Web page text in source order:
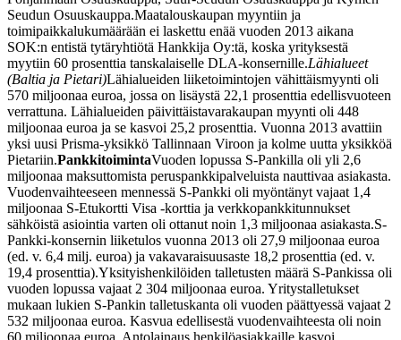
Seudun Osuuskauppa.Maatalouskaupan myyntiin ja
toimipaikkalukumäärään ei laskettu enää vuoden 2013 aikana
SOK:n entistä tytäryhtiötä Hankkija Oy:tä, koska yrityksestä
myytiin 60 prosenttia tanskalaiselle DLA-konsernille.Lähialueet
(Baltia ja Pietari)Lähialueiden liiketoimintojen vähittäismyynti oli
570 miljoonaa euroa, jossa on lisäystä 22,1 prosenttia edellisvuoteen
verrattuna. Lähialueiden päivittäistavarakaupan myynti oli 448
miljoonaa euroa ja se kasvoi 25,2 prosenttia. Vuonna 2013 avattiin
yksi uusi Prisma-yksikkö Tallinnaan Viroon ja kolme uutta yksikköä
Pietariin.PankkitoimintaVuoden lopussa S-Pankilla oli yli 2,6
miljoonaa maksuttomista peruspankkipalveluista nauttivaa asiakasta.
Vuodenvaihteeseen mennessä S-Pankki oli myöntänyt vajaat 1,4
miljoonaa S-Etukortti Visa -korttia ja verkkopankkitunnukset
sähköistä asiointia varten oli ottanut noin 1,3 miljoonaa asiakasta.S-
Pankki-konsernin liiketulos vuonna 2013 oli 27,9 miljoonaa euroa
(ed. v. 6,4 milj. euroa) ja vakavaraisuusaste 18,2 prosenttia (ed. v.
19,4 prosenttia).Yksityishenkilöiden talletusten määrä S-Pankissa oli
vuoden lopussa vajaat 2 304 miljoonaa euroa. Yritystalletukset
mukaan lukien S-Pankin talletuskanta oli vuoden päättyessä vajaat 2
532 miljoonaa euroa. Kasvua edellisestä vuodenvaihteesta oli noin
60 miljoonaa euroa. Antolainaus henkilöasiakkaille kasvoi